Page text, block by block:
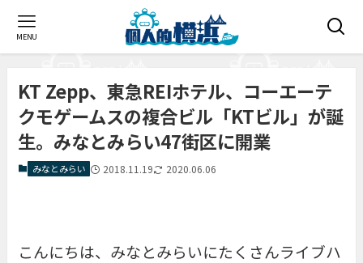
MENU
KT Zepp、東急REIホテル、コーエーテ
クモゲームスの複合ビル「KTビル」が誕
生。みなとみらい47街区に開業
みなとみらい 2018.11.19 2020.06.06
こんにちは、みなとみらいにたくさんライブハ